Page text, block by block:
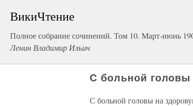
ВикиЧтение
Полное собрание сочинений. Том 10. Март-июнь
Ленин Владимир Ильич
С больной
С больной головы на